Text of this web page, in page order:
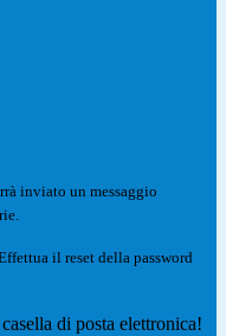
inviato un messaggio
il reset della password
di posta elettronica!